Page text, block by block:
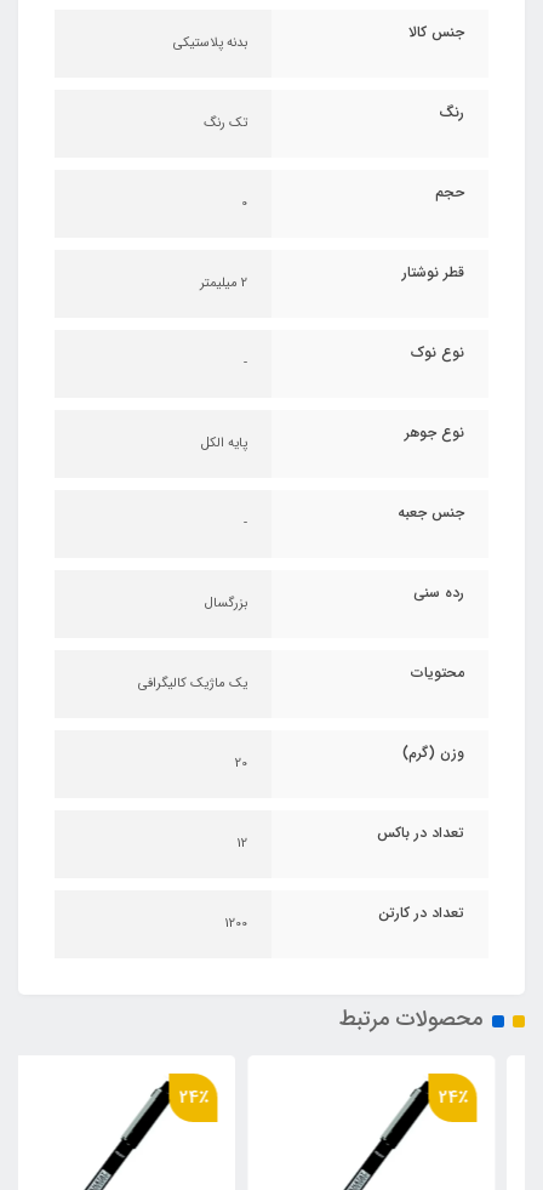
جنس کالا بدنه پلاستیکی
رنگ تک رنگ
حجم 0
قطر نوشتار 2 میلیمتر
نوع نوک -
نوع جوهر پایه الکل
جنس جعبه -
رده سنی بزرگسال
محتویات یک ماژیک کالیگرافی
وزن (گرم) 20
تعداد در باکس 12
تعداد در کارتن 1200
محصولات مرتبط
24٪ 24٪